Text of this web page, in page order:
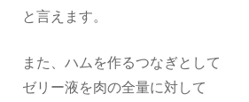
と言えます。
また、ハムを作るつなぎとして
ゼリー液を肉の全量に対して